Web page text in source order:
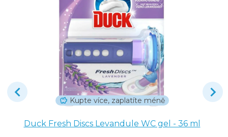
Kupte více, zaplatíte méně
Duck Fresh Discs Levandule WC gel - 36 ml